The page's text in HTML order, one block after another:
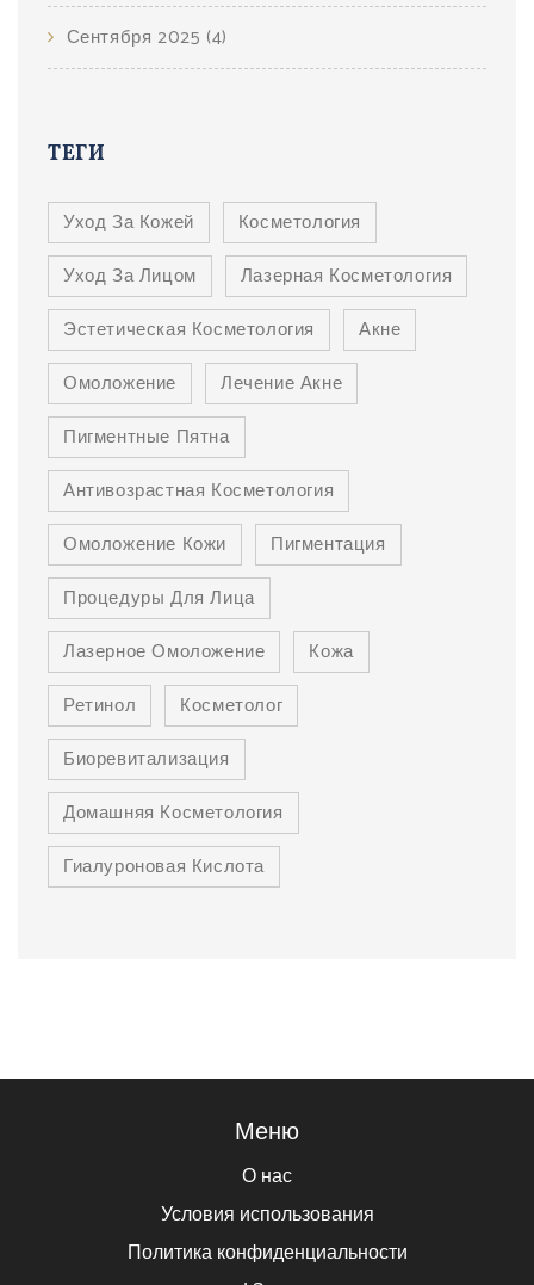
Сентября 2025 (4)
ТЕГИ
Уход За Кожей
Косметология
Уход За Лицом
Лазерная Косметология
Эстетическая Косметология
Акне
Омоложение
Лечение Акне
Пигментные Пятна
Антивозрастная Косметология
Омоложение Кожи
Пигментация
Процедуры Для Лица
Лазерное Омоложение
Кожа
Ретинол
Косметолог
Биоревитализация
Домашняя Косметология
Гиалуроновая Кислота
Меню
О нас
Условия использования
Политика конфиденциальности